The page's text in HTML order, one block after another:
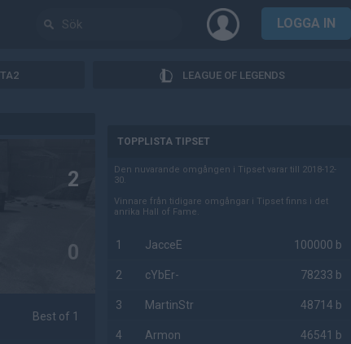
LOGGA IN
LEAGUE OF LEGENDS
2
0
Best of 1
TOPPLISTA TIPSET
Den nuvarande omgången i Tipset varar till 2018-12-
30.
Vinnare från tidigare omgångar i Tipset finns i det
anrika Hall of Fame.
1 JacceE 100000 b
2 cYbEr- 78233 b
3 MartinStr 48714 b
4 Armon 46541 b